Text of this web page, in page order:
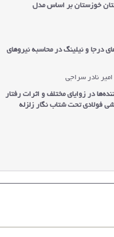
خوزستان بر اساس مدل
درجا و نیلینگ در محاسبه نیرو‌های
نادر سراجی
در زوایای مختلف و اثرات رفتار
فولادی تحت شتاب نگار زلزله